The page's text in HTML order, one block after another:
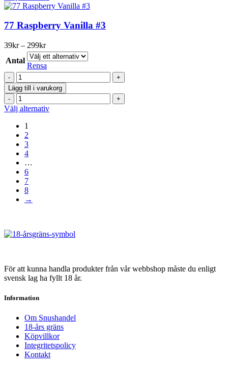
ICE
mängd
här
har
flera
De
olika
väljas
produktsidan
77 Raspberry Vanilla #3
39kr – 299krPrisintervall:
39kr
till
299kr
Antal
Rensa
77
Raspberry
Vanilla
#3
mängd
Lägg till i varukorg
77
Raspberry
Vanilla
#3
mängd
Välj alternativDen
1
2
3
4
…
6
7
8
→
För att kunna handla produkter från vår webbshop måste du enligt
svensk lag ha fyllt 18 år.
Information
Om Snushandel
18-års gräns
Köpvillkor
Integritetspolicy
Kontakt